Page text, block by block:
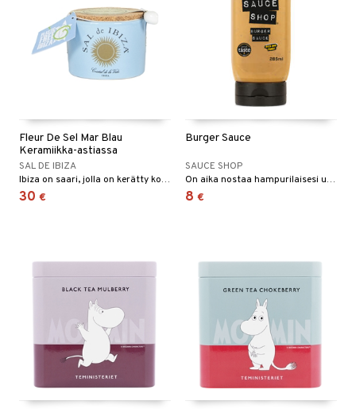
Fleur De Sel Mar Blau
Keramiikka-astiassa
SAL DE IBIZA
Ibiza on saari, jolla on kerätty korkealaatuista merisuolaa yli 2700 vuoden ajan. Tämän saaren "suolojen kuningatar" on fleur de sel - suolan kukka, joka yhdistyy tässä tapauksessa mustaan valkosipuliin.
30 €
Burger Sauce
SAUCE SHOP
On aika nostaa hampurilaisesi uudelle tasolle tämän kirpeän, savuisen makuelämyksen avulla.
8 €